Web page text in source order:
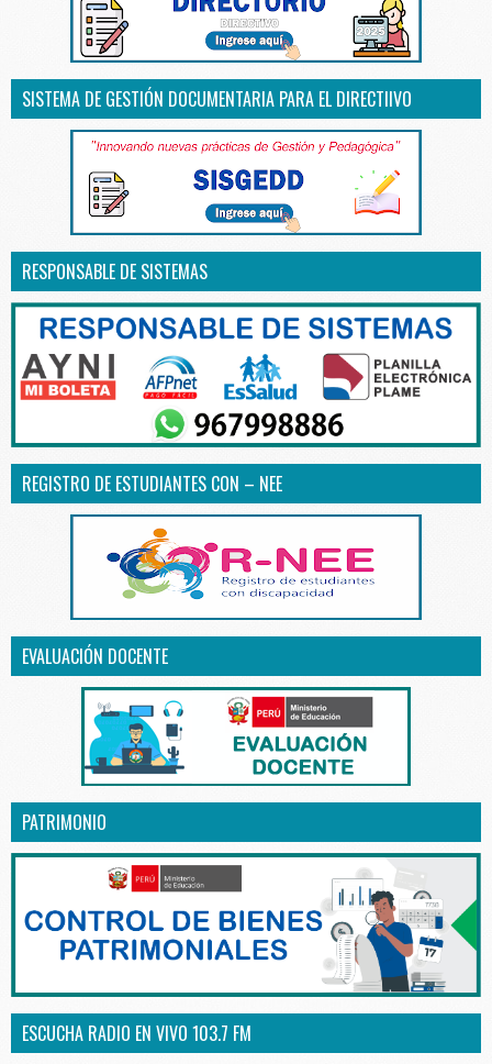
SISTEMA DE GESTIÓN DOCUMENTARIA PARA EL DIRECTIIVO
RESPONSABLE DE SISTEMAS
REGISTRO DE ESTUDIANTES CON – NEE
EVALUACIÓN DOCENTE
PATRIMONIO
ESCUCHA RADIO EN VIVO 103.7 FM